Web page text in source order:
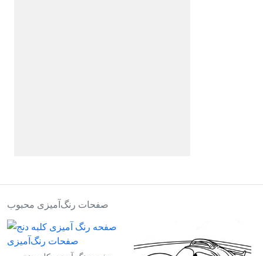
صفحات رنگ‌آمیزی محبوب